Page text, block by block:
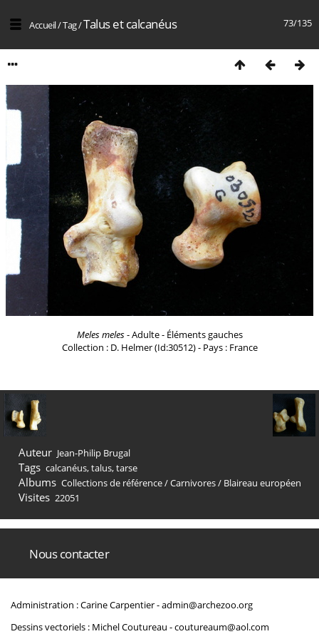
73/135
Accueil/Tag/Talus et calcanéus
Meles meles- Adulte - Éléments gauches
Collection : D. Helmer (Id:30512) - Pays : France
Auteur Jean-Philip Brugal
Tags calcanéus,talus,tarse
Albums Collections de référence/Carnivores/ Blaireau européen
Visites 22051
Nous contacter
Administration : Carine Carpentier -admin@archezoo.org
Dessins vectoriels : Michel Coutureau -coutureaum@aol.com